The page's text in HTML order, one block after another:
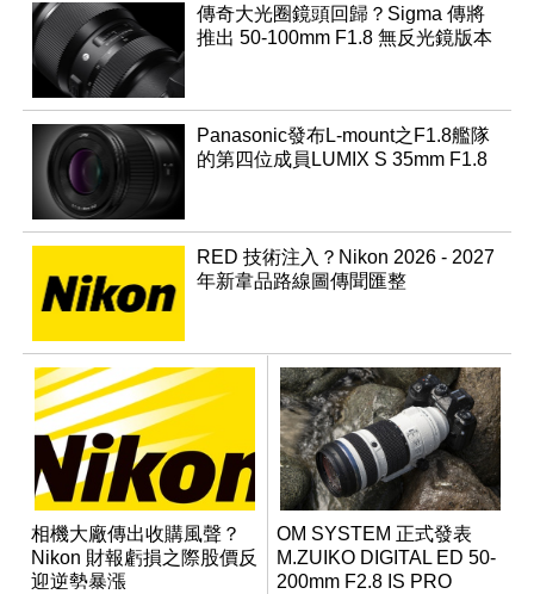
傳奇大光圈鏡頭回歸？Sigma 傳將
推出 50-100mm F1.8 無反光鏡版本
Panasonic發布L-mount之F1.8艦隊
的第四位成員LUMIX S 35mm F1.8
RED 技術注入？Nikon 2026 - 2027
年新韋品路線圖傳聞匯整
相機大廠傳出收購風聲？
Nikon 財報虧損之際股價反
迎逆勢暴漲
OM SYSTEM 正式發表
M.ZUIKO DIGITAL ED 50-
200mm F2.8 IS PRO